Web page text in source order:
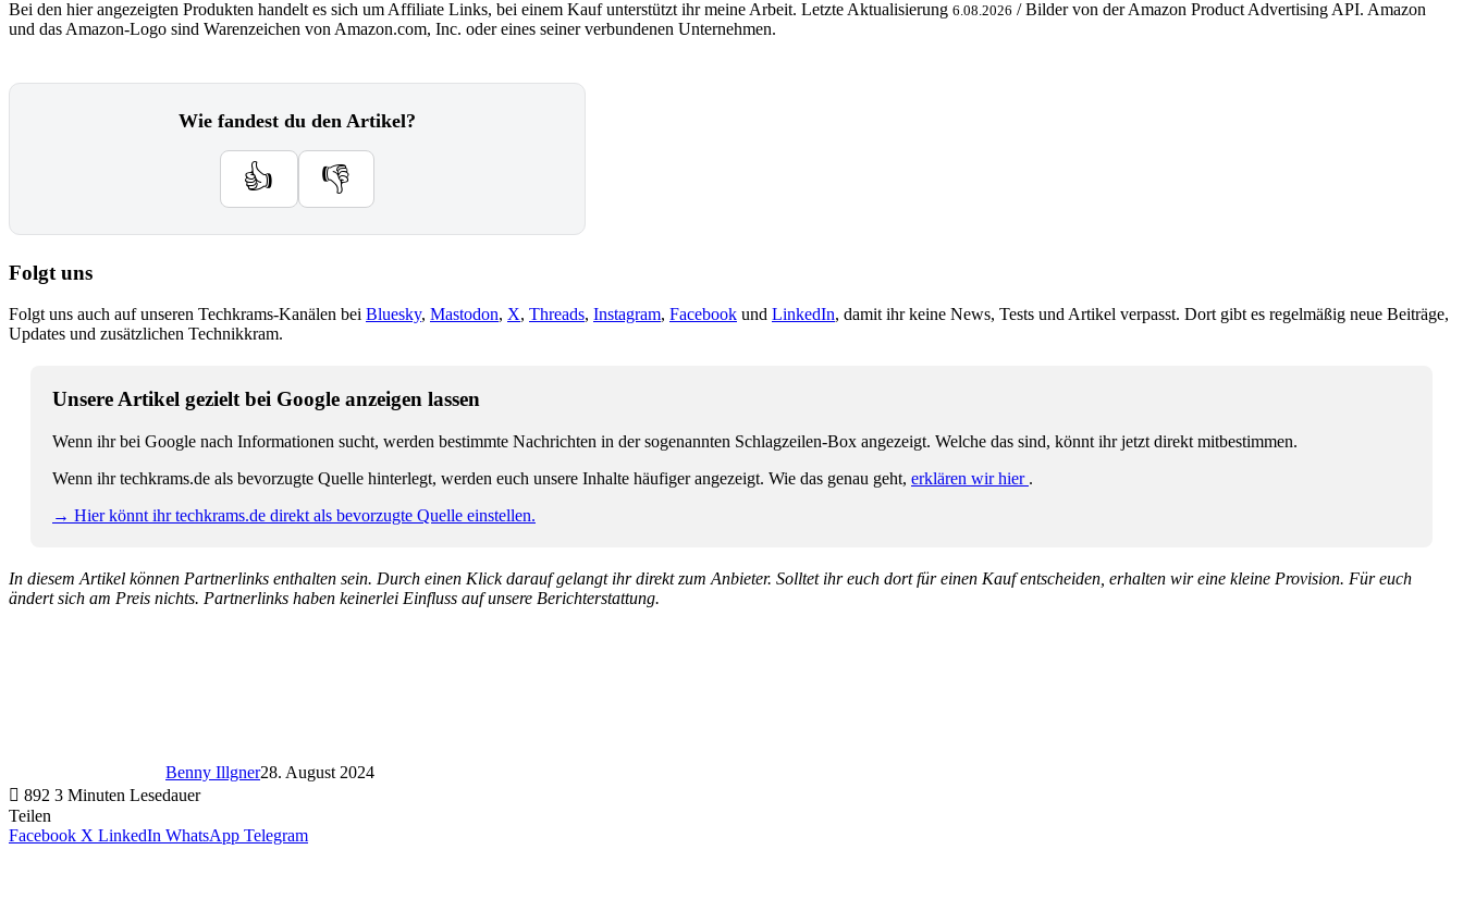
Bei den hier angezeigten Produkten handelt es sich um Affiliate Links, bei einem Kauf unterstützt ihr meine Arbeit. Letzte Aktualisierung 6.08.2026 / Bilder von der Amazon Product Advertising API. Amazon
und das Amazon-Logo sind Warenzeichen von Amazon.com, Inc. oder eines seiner verbundenen Unternehmen.
Wie fandest du den Artikel?
👍 👎
Folgt uns
Folgt uns auch auf unseren Techkrams-Kanälen bei Bluesky, Mastodon, X, Threads, Instagram, Facebook und LinkedIn, damit ihr keine News, Tests und Artikel verpasst. Dort gibt es regelmäßig neue Beiträge,
Updates und zusätzlichen Technikkram.
Unsere Artikel gezielt bei Google anzeigen lassen
Wenn ihr bei Google nach Informationen sucht, werden bestimmte Nachrichten in der sogenannten Schlagzeilen-Box angezeigt. Welche das sind, könnt ihr jetzt direkt mitbestimmen.
Wenn ihr techkrams.de als bevorzugte Quelle hinterlegt, werden euch unsere Inhalte häufiger angezeigt. Wie das genau geht, erklären wir hier .
→ Hier könnt ihr techkrams.de direkt als bevorzugte Quelle einstellen.
In diesem Artikel können Partnerlinks enthalten sein. Durch einen Klick darauf gelangt ihr direkt zum Anbieter. Solltet ihr euch dort für einen Kauf entscheiden, erhalten wir eine kleine Provision. Für euch
ändert sich am Preis nichts. Partnerlinks haben keinerlei Einfluss auf unsere Berichterstattung.
Benny Illgner28. August 2024
892 3 Minuten Lesedauer
Teilen
Facebook X LinkedIn WhatsApp Telegram